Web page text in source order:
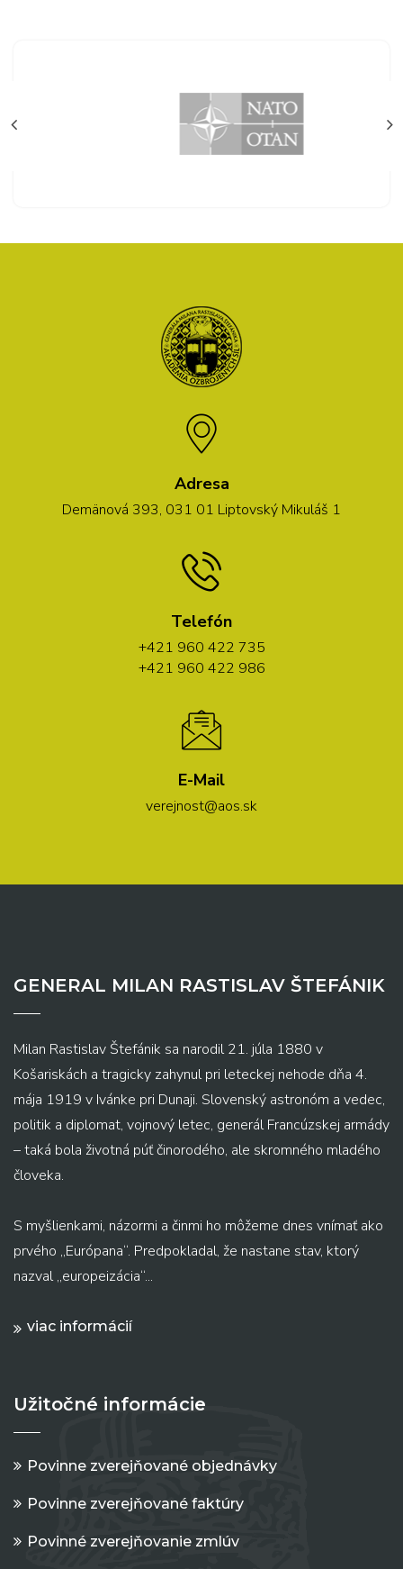
Adresa
Demänová 393, 031 01 Liptovský Mikuláš 1
Telefón
+421 960 422 735
+421 960 422 986
E-Mail
verejnost@aos.sk
GENERAL MILAN RASTISLAV ŠTEFÁNIK
Milan Rastislav Štefánik sa narodil 21. júla 1880 v
Košariskách a tragicky zahynul pri leteckej nehode dňa 4.
mája 1919 v Ivánke pri Dunaji. Slovenský astronóm a vedec,
politik a diplomat, vojnový letec, generál Francúzskej armády
– taká bola životná púť činorodého, ale skromného mladého
človeka.
S myšlienkami, názormi a činmi ho môžeme dnes vnímať ako
prvého „Európana“. Predpokladal, že nastane stav, ktorý
nazval „europeizácia“...
viac informácií
Užitočné informácie
Povinne zverejňované objednávky
Povinne zverejňované faktúry
Povinné zverejňovanie zmlúv